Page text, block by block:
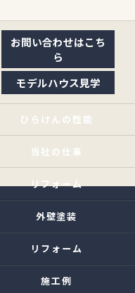
お問い合わせはこち
ら
モデルハウス見学
ひらけんの性能
当社の仕事
リフォーム
外壁塗装
リフォーム
施工例